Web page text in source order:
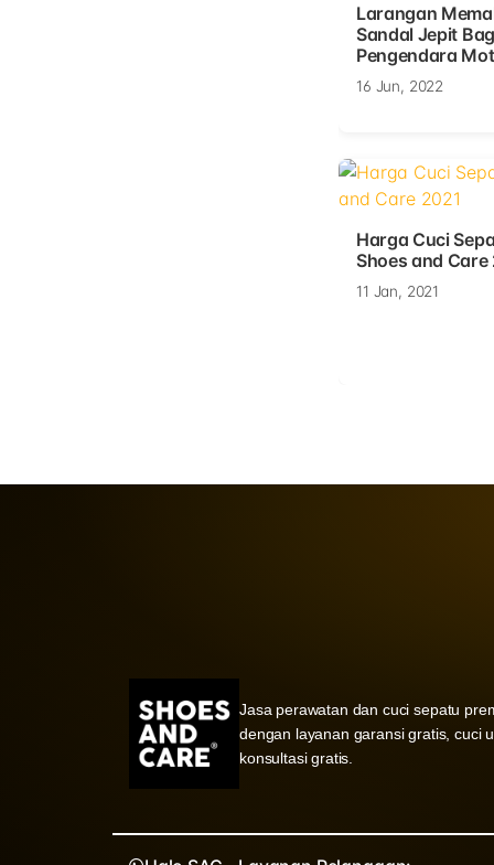
Larangan
Sandal Jepit
Pengendara
16 Jun, 2022
Harga Cuci
Shoes and Care
11 Jan, 2021
Jasa perawatan dan cuci sepatu
dengan layanan garansi gratis, cuci
konsultasi gratis.